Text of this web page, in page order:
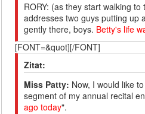
RORY: (as they start walking
addresses two guys putting up
gently there, boys. Betty's life
[FONT=&quot][/FONT]
Zitat:
Miss Patty: Now, I would like
segment of my annual recital
ago today".